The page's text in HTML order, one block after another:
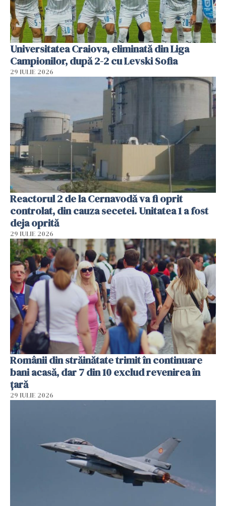
Universitatea Craiova, eliminată din Liga
Campionilor, după 2-2 cu Levski Sofia
29 IULIE 2026
Reactorul 2 de la Cernavodă va fi oprit
controlat, din cauza secetei. Unitatea 1 a fost
deja oprită
29 IULIE 2026
Românii din străinătate trimit în continuare
bani acasă, dar 7 din 10 exclud revenirea în
țară
29 IULIE 2026